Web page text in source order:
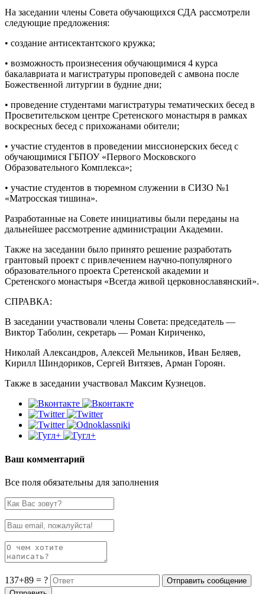
На заседании члены Совета обучающихся СДА рассмотрели
следующие предложения:
• создание антисектантского кружка;
• возможность произнесения обучающимися 4 курса
бакалавриата и магистратуры проповедей с амвона после
Божественной литургии в будние дни;
• проведение студентами магистратуры тематических бесед в
Просветительском центре Сретенского монастыря в рамках
воскресных бесед с прихожанами обители;
• участие студентов в проведении миссионерских бесед с
обучающимися ГБПОУ «Первого Московского
Образовательного Комплекса»;
• участие студентов в тюремном служении в СИЗО №1
«Матросская тишина».
Разработанные на Совете инициативы были переданы на
дальнейшее рассмотрение администрации Академии.
Также на заседании было принято решение разработать
грантовый проект с привлечением научно-популярного
образовательного проекта Сретенской академии и
Сретенского монастыря «Всегда живой церковнославянский».
СПРАВКА:
В заседании участвовали члены Совета: председатель —
Виктор Таболин, секретарь — Роман Кириченко,
Николай Александров, Алексей Мельников, Иван Беляев,
Кирилл Шиндориков, Сергей Витязев, Арман Гороян.
Также в заседании участвовал Максим Кузнецов.
Ваш комментарий
Все поля обязательны для заполнения
137+89 = ?